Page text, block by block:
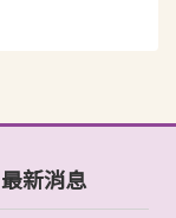
最新消息